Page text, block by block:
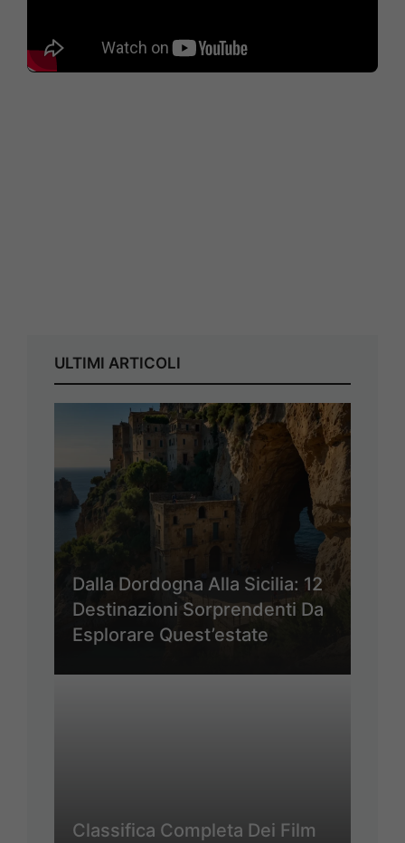
ULTIMI ARTICOLI
Dalla Dordogna Alla Sicilia: 12
Destinazioni Sorprendenti Da
Esplorare Quest’estate
Classifica Completa Dei Film